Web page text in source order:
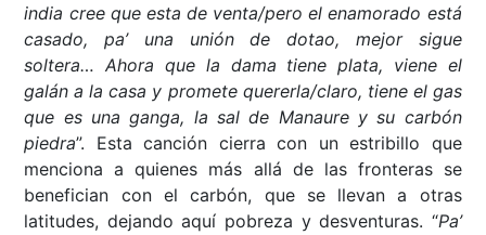
india cree que esta de venta/pero el enamorado está
casado, pa’ una unión de dotao, mejor sigue
soltera… Ahora que la dama tiene plata, viene el
galán a la casa y promete quererla/claro, tiene el gas
que es una ganga, la sal de Manaure y su carbón
piedra”. Esta canción cierra con un estribillo que
menciona a quienes más allá de las fronteras se
benefician con el carbón, que se llevan a otras
latitudes, dejando aquí pobreza y desventuras. “Pa’